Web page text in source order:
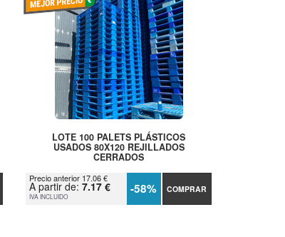
LOTE 100 PALETS PLÁSTICOS
USADOS 80X120 REJILLADOS
CERRADOS
Precio anterior 17.06 €
A partir de:7.17 €
IVA INCLUIDO -58% COMPRAR